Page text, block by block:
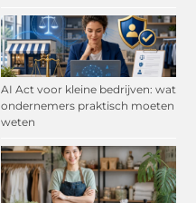
AI Act voor kleine bedrijven: wat
ondernemers praktisch moeten
weten